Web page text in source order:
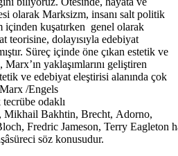
olarak Marksizm, insanı salt politik
kuşatırken genel olarak
teorisine, dolayısıyla edebiyat
Süreç içinde öne çıkan estetik ve
yaklaşımlarını geliştiren
ve edebiyat eleştirisi alanında çok
/Engels
odaklı
Mikhail Bakhtin, Brecht, Adorno,
Fredric Jameson, Terry Eagleton
söz konusudur.